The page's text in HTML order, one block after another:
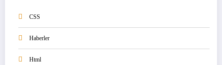
CSS
Haberler
Html